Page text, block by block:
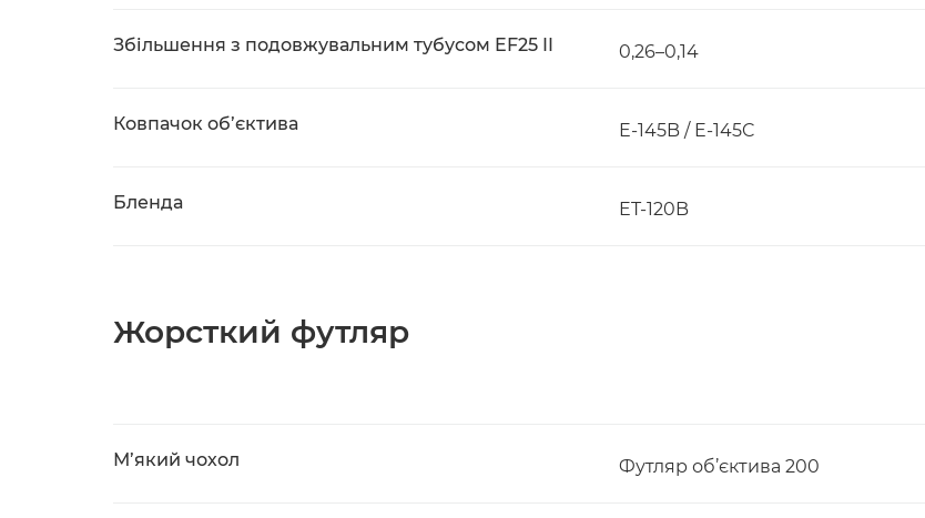
Збільшення з подовжувальним тубусом EF25 II 0,26–0,14
Ковпачок об’єктива E-145B / E-145C
Бленда ET-120B
Жорсткий футляр
М’який чохол Футляр об’єктива 200